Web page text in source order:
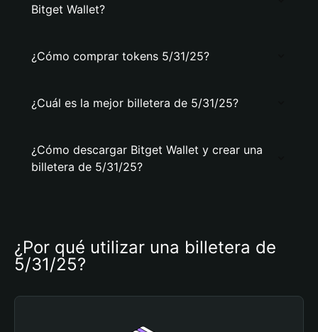
Bitget Wallet?
¿Cómo comprar tokens 5/31/25?
¿Cuál es la mejor billetera de 5/31/25?
¿Cómo descargar Bitget Wallet y crear una
billetera de 5/31/25?
¿Por qué utilizar una billetera de
5/31/25?